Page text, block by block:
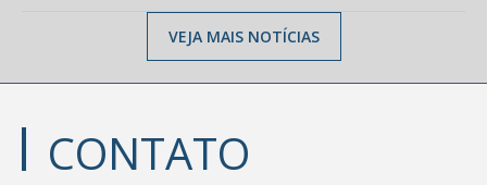
VEJA MAIS NOTÍCIAS
CONTATO